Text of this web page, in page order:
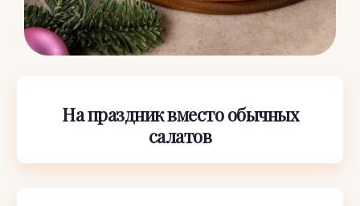
На праздник вместо обычных
салатов